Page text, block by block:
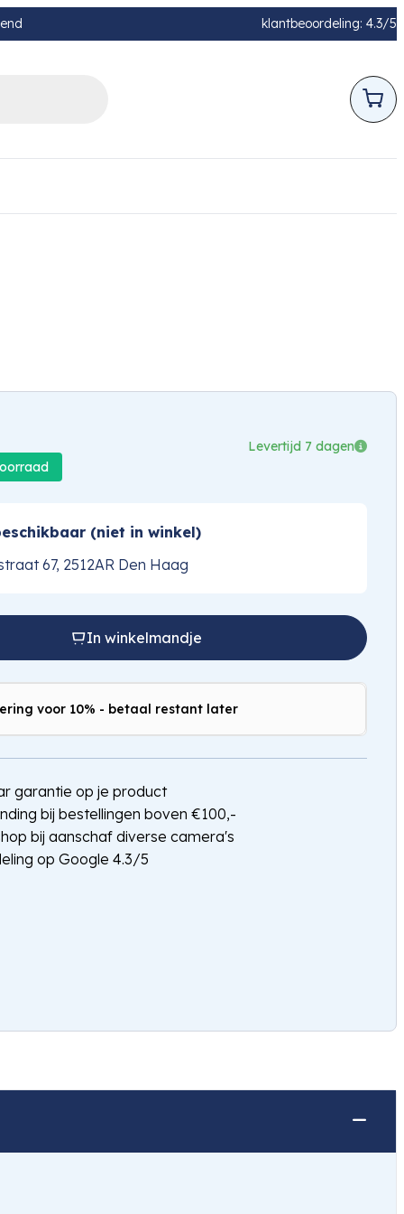
klantbeoordeling: 4.3/5
Levertijd 7 dagen
(niet in winkel)
67, 2512AR Den Haag
In winkelmandje
voor 10% - betaal restant later
garantie op je product
bij bestellingen boven €100,-
bij aanschaf diverse camera's
op Google 4.3/5